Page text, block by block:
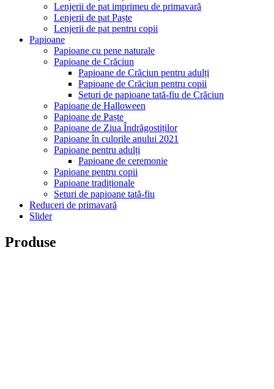
Lenjerii de pat imprimeu de primavară
Lenjerii de pat Paște
Lenjerii de pat pentru copii
Papioane
Papioane cu pene naturale
Papioane de Crăciun
Papioane de Crăciun pentru adulți
Papioane de Crăciun pentru copii
Seturi de papioane tată-fiu de Crăciun
Papioane de Halloween
Papioane de Paște
Papioane de Ziua Îndrăgostiților
Papioane în culorile anului 2021
Papioane pentru adulți
Papioane de ceremonie
Papioane pentru copii
Papioane tradiționale
Seturi de papioane tată-fiu
Reduceri de primavară
Slider
Produse